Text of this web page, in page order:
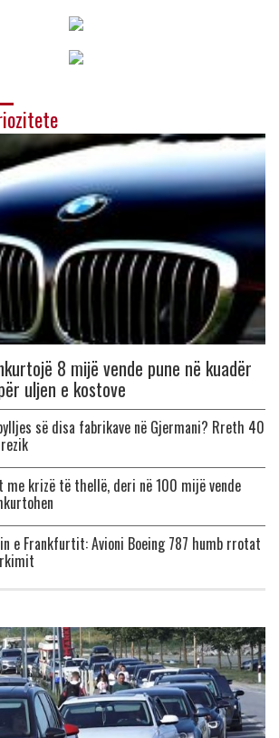
8 mijë vende pune në kuadër
uljen e kostove
së disa fabrikave në Gjermani? Rreth 40
me krizë të thellë, deri në 100 mijë vende
e Frankfurtit: Avioni Boeing 787 humb rrotat